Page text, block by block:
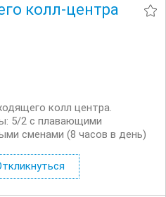
колл-центра
колл центра.
5/2 с плавающими
сменами (8 часов в день)
график — 5/2 с плавающими
сменами...